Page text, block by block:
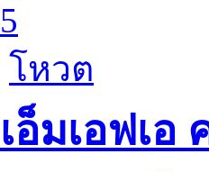
5
โหวต
เอ็มเอฟเอ